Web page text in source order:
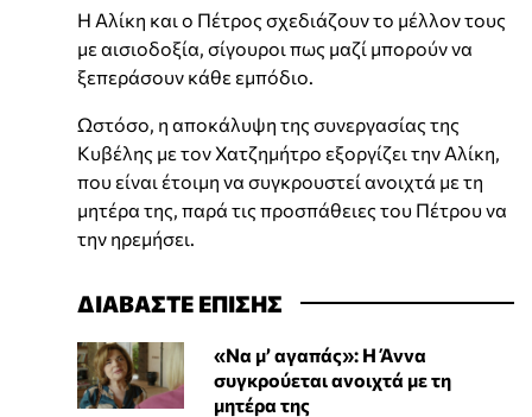
Η Αλίκη και ο Πέτρος σχεδιάζουν το μέλλον τους
με αισιοδοξία, σίγουροι πως μαζί μπορούν να
ξεπεράσουν κάθε εμπόδιο.
Ωστόσο, η αποκάλυψη της συνεργασίας της
Κυβέλης με τον Χατζημήτρο εξοργίζει την Αλίκη,
που είναι έτοιμη να συγκρουστεί ανοιχτά με τη
μητέρα της, παρά τις προσπάθειες του Πέτρου να
την ηρεμήσει.
ΔΙΑΒΑΣΤΕ ΕΠΙΣΗΣ
«Να μ’ αγαπάς»: Η Άννα
συγκρούεται ανοιχτά με τη
μητέρα της